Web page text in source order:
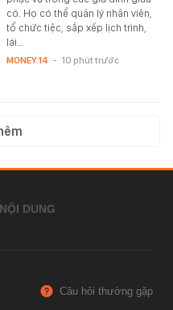
có. Họ có thể quản lý nhân viên,
tổ chức tiệc, sắp xếp lịch trình,
lái…
MONEY.14 - 10 phút trước
DUNG
Câu hỏi thường gặp